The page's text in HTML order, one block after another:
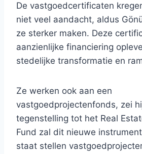
De vastgoedcertificaten
niet veel aandacht, aldus
ze sterker maken. Deze
aanzienlijke financiering
stedelijke transformatie en
Ze werken ook aan een
vastgoedprojectenfonds, zei
tegenstelling tot het Real
Fund zal dit nieuwe
staat stellen